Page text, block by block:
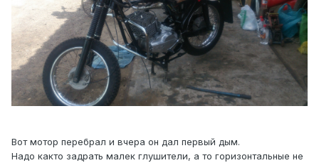
Вот мотор перебрал и вчера он дал первый дым.
Надо както задрать малек глушители, а то горизонтальные не